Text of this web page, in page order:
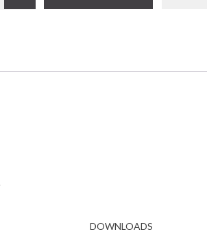
DOWNLOADS